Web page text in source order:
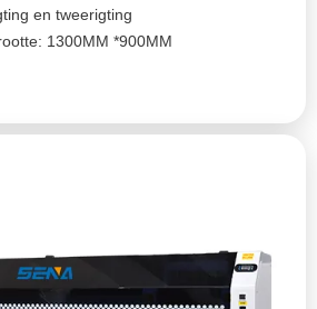
en tweerigting
1300MM *900MM